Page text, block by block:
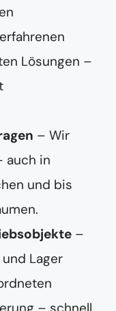
Lösungen –
– Wir
auch in
und bis
–
Lager
– schnell